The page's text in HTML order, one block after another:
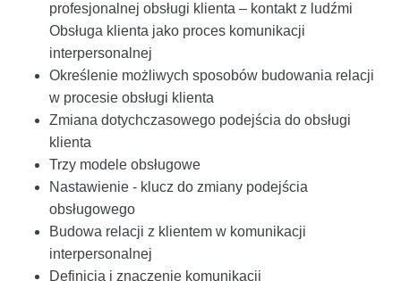
profesjonalnej obsługi klienta – kontakt z ludźmi
Obsługa klienta jako proces komunikacji
interpersonalnej
Określenie możliwych sposobów budowania relacji
w procesie obsługi klienta
Zmiana dotychczasowego podejścia do obsługi
klienta
Trzy modele obsługowe
Nastawienie - klucz do zmiany podejścia
obsługowego
Budowa relacji z klientem w komunikacji
interpersonalnej
Definicja i znaczenie komunikacji